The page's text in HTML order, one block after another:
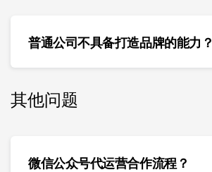
普通公司不具备打造品牌的能力？
其他问题
微信公众号代运营合作流程？